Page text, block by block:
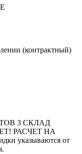
(контрактный)
3 СКЛАД
РАСЧЕТ НА
указываются от